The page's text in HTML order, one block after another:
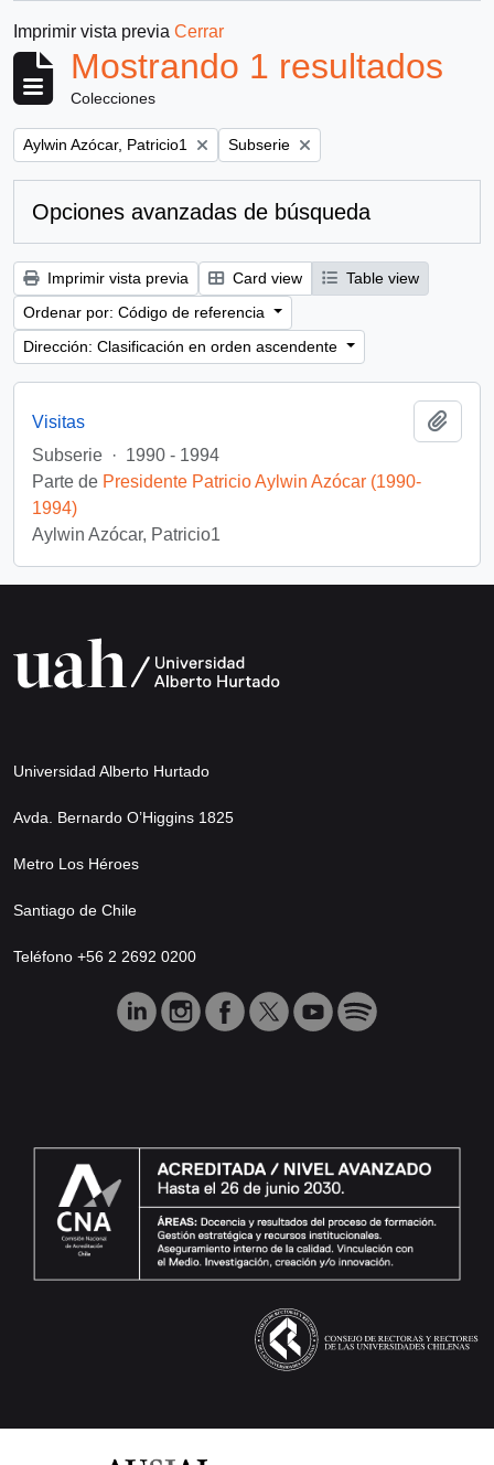
Imprimir vista previa Cerrar
Mostrando 1 resultados
Colecciones
Remove filter:
Aylwin Azócar, Patricio1 Remove filter:
Subserie
Opciones avanzadas de búsqueda
Imprimir vista previa Card view
Table view
Ordenar por: Código de referencia
Dirección: Clasificación en orden ascendente
Visitas
Subserie · 1990 - 1994
Parte de Presidente Patricio Aylwin Azócar (1990-
1994)
Aylwin Azócar, Patricio1
Universidad Alberto Hurtado
Avda. Bernardo O’Higgins 1825
Metro Los Héroes
Santiago de Chile
Teléfono +56 2 2692 0200